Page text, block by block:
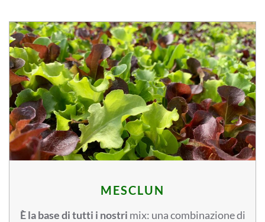
MESCLUN
È la base di tutti i nostri mix: una combinazione di